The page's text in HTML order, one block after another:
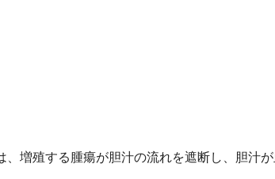
増殖する腫瘍が胆汁の流れを遮断し、胆汁が